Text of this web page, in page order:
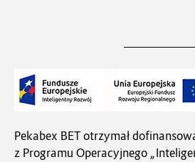
Pekabex BET otrzymał
z Programu Operacyjnego